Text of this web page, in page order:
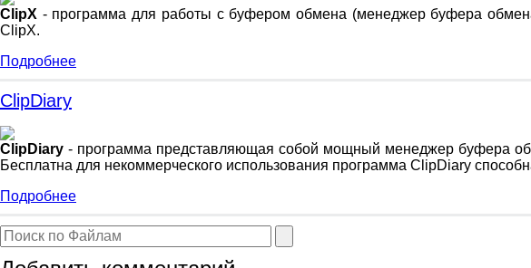
ClipX - программа для работы с буфером обмена (менеджер буфера
ClipX.
Подробнее
ClipDiary
ClipDiary - программа представляющая собой мощный менеджер буфера
Бесплатна для некоммерческого использования программа ClipDiary
Подробнее